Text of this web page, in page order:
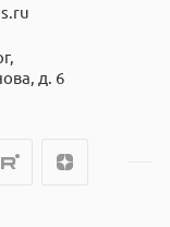
д. 6